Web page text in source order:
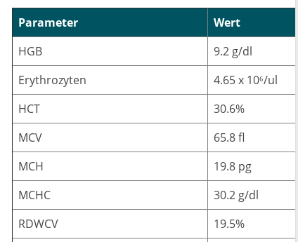
Parameter
Wert
HGB
9.2 g/dl
Erythrozyten
4.65 x 10⁶/ul
HCT
30.6%
MCV
65.8 fl
MCH
19.8 pg
MCHC
30.2 g/dl
RDWCV
19.5%